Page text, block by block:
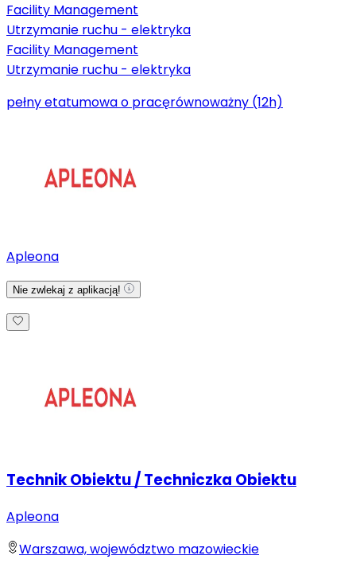
Facility Management
Utrzymanie ruchu - elektryka
Facility Management
Utrzymanie ruchu - elektryka
pełny etatumowa o pracęrównoważny (12h)
Apleona
Nie zwlekaj z aplikacją!
Technik Obiektu / Techniczka Obiektu
Apleona
Warszawa, województwo mazowieckie